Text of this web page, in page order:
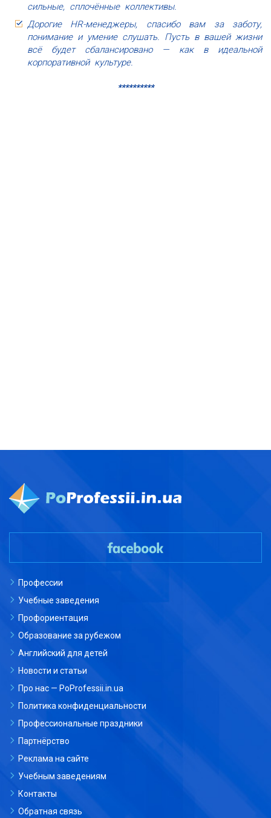
сильные, сплочённые коллективы.
Дорогие HR-менеджеры, спасибо вам за заботу,
понимание и умение слушать. Пусть в вашей жизни
всё будет сбалансировано — как в идеальной
корпоративной культуре.
**********
Профессии
Учебные заведения
Профориентация
Образование за рубежом
Английский для детей
Новости и статьи
Про нас — PoProfessii.in.ua
Политика конфиденциальности
Профессиональные праздники
Партнёрство
Реклама на сайте
Учебным заведениям
Контакты
Обратная связь